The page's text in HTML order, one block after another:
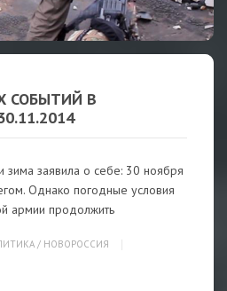
СОБЫТИЙ В
зима заявила о себе: 30 ноября
Однако погодные условия
армии продолжить
/ НОВОРОССИЯ